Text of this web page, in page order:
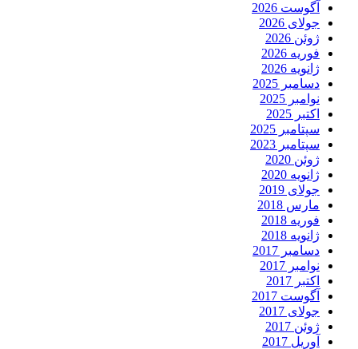
آگوست 2026
جولای 2026
ژوئن 2026
فوریه 2026
ژانویه 2026
دسامبر 2025
نوامبر 2025
اکتبر 2025
سپتامبر 2025
سپتامبر 2023
ژوئن 2020
ژانویه 2020
جولای 2019
مارس 2018
فوریه 2018
ژانویه 2018
دسامبر 2017
نوامبر 2017
اکتبر 2017
آگوست 2017
جولای 2017
ژوئن 2017
آوریل 2017